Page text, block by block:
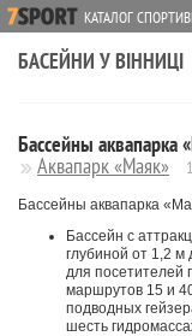
КАТАЛОГ
БАСЕЙНИ У ВІННИЦІ
Бассейны аквапарка
Аквапарк «Маяк»
Бассейны аквапарка
Бассейн с
глубиной от 1,2
для посетителей
маршрутов 15 и
подводных
шесть